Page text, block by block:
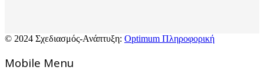
© 2024 Σχεδιασμός-Ανάπτυξη: Optimum Πληροφορική
Mοbile Menu